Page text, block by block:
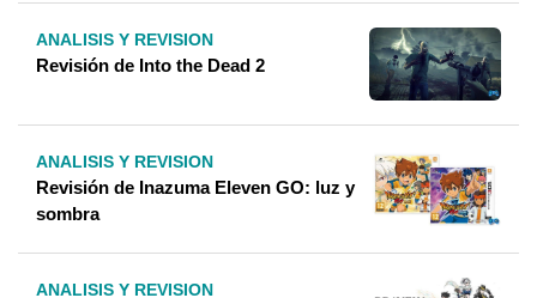
ANALISIS Y REVISION
Revisión de Into the Dead 2
ANALISIS Y REVISION
Revisión de Inazuma Eleven GO: luz y
sombra
ANALISIS Y REVISION